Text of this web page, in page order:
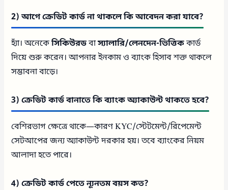
2) আগে ক্রেডিট কার্ড না থাকলে কি আবেদন করা যাবে?
হ্যাঁ। অনেকেসিকিউরডবাস্যালারি/লেনদেন-ভিত্তিককার্ড
দিয়ে শুরু করেন। আপনার ইনকাম ও ব্যাংক হিসাব শক্ত থাকলে
সম্ভাবনা বাড়ে।
3) ক্রেডিট কার্ড বানাতে কি ব্যাংক অ্যাকাউন্ট থাকতে হবে?
বেশিরভাগ ক্ষেত্রে থাকে—কারণ KYC/স্টেটমেন্ট/রিপেমেন্ট
সেটআপের জন্য অ্যাকাউন্ট দরকার হয়। তবে ব্যাংকের নিয়ম
আলাদা হতে পারে।
4) ক্রেডিট কার্ড পেতে ন্যূনতম বয়স কত?